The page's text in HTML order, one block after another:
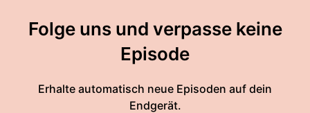
Folge uns und verpasse keine
Episode
Erhalte automatisch neue Episoden auf dein
Endgerät.